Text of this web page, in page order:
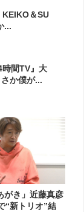
KEIKO＆SU
...
時間TV』大
か僕が...
がき」近藤真彦
“新トリオ”結